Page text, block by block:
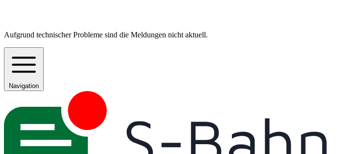
Aufgrund technischer Probleme sind die Meldungen nicht aktuell.
Navigation